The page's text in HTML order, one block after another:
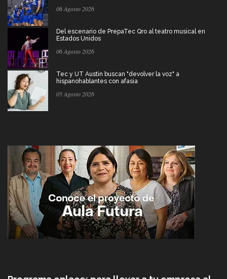
06 Agosto 2026
Del escenario de PrepaTec Qro al teatro musical en
Estados Unidos
06 Agosto 2026
Tec y UT Austin buscan "devolver la voz" a
hispanohablantes con afasia
05 Agosto 2026